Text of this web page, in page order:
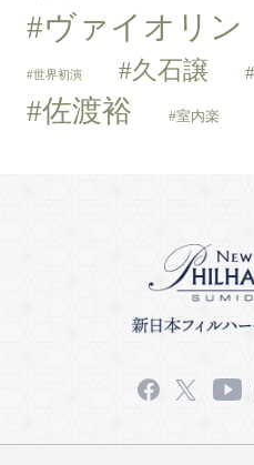
ヴァイオリン
世界初演 久石譲
佐渡裕 室内楽